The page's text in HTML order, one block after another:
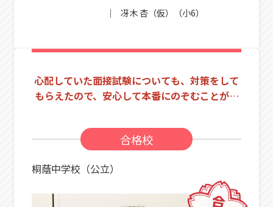
こが出るよ」とピンポイントで
冴木 杏（仮）（小6）
心配していた面接試験についても、対策をして
もらえたので、安心して本番にのぞむことがで
合格校
桐蔭中学校（公立）